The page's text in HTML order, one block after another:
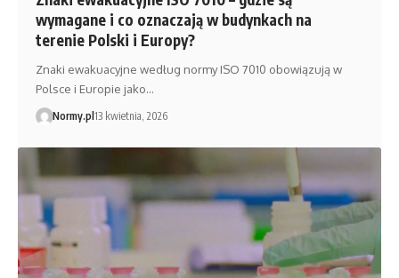
wymagane i co oznaczają w budynkach na
terenie Polski i Europy?
Znaki ewakuacyjne według normy ISO 7010 obowiązują w
Polsce i Europie jako…
Normy.pl13 kwietnia, 2026